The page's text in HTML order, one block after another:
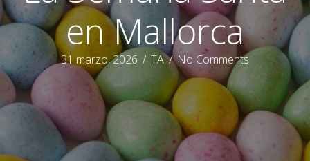
en Mallorca
31 marzo, 2026 / TA/No Comments